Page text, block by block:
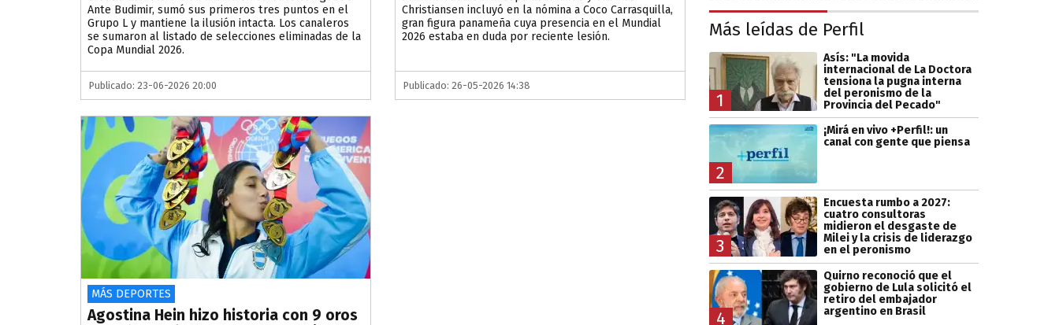
Ante Budimir, sumó sus primeros tres puntos en el
Grupo L y mantiene la ilusión intacta. Los canaleros
se sumaron al listado de selecciones eliminadas de la
Copa Mundial 2026.
Publicado: 23-06-2026 20:00
Christiansen incluyó en la nómina a Coco Carrasquilla,
gran figura panameña cuya presencia en el Mundial
2026 estaba en duda por reciente lesión.
Publicado: 26-05-2026 14:38
MÁS DEPORTES
Agostina Hein hizo historia con 9 oros
Más leídas de Perfil
1
Asís: "La movida
internacional de La Doctora
tensiona la pugna interna
del peronismo de la
Provincia del Pecado"
2
¡Mirá en vivo +Perfil!: un
canal con gente que piensa
3
Encuesta rumbo a 2027:
cuatro consultoras
midieron el desgaste de
Milei y la crisis de liderazgo
en el peronismo
4
Quirno reconoció que el
gobierno de Lula solicitó el
retiro del embajador
argentino en Brasil